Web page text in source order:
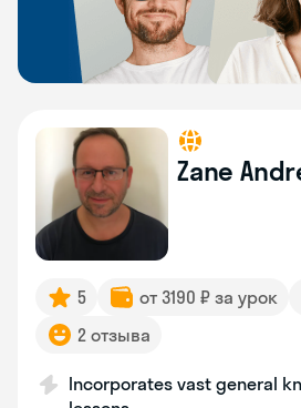
Zane
5 от 3190 ₽ за урок
2 отзыва
Incorporates vast general